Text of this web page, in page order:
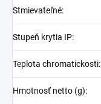
Stmievateľné:
Stupeň krytia IP:
Teplota chromatickosti:
Hmotnosť netto (g):